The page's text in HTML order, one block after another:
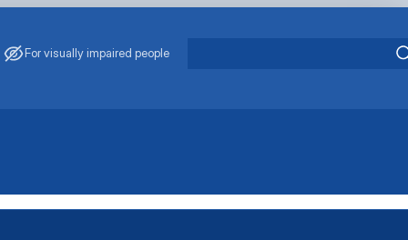
For visually impaired people